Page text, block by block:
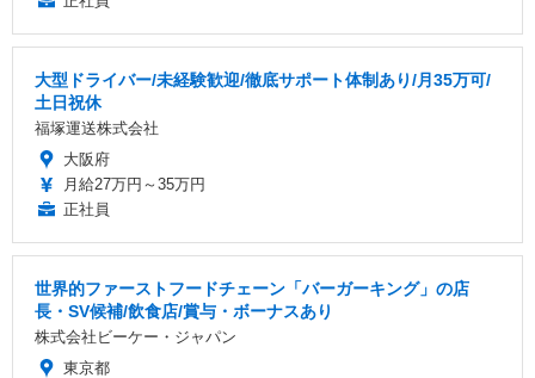
大型ドライバー/未経験歓迎/徹底サポート体制あり/月35万可/
土日祝休
福塚運送株式会社
大阪府
月給27万円～35万円
正社員
世界的ファーストフードチェーン「バーガーキング」の店
長・SV候補/飲食店/賞与・ボーナスあり
株式会社ビーケー・ジャパン
東京都